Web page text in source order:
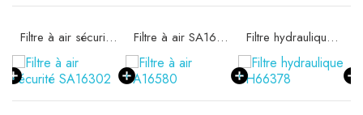
Filtre à air sécurité SA16302 Filtre à air SA16580 Filtre hydraulique SH66378